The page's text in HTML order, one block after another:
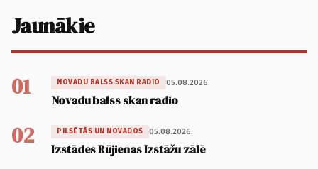
Jaunākie
01 NOVADU BALSS SKAN RADIO 05.08.2026.
Novadu balss skan radio
02 PILSĒTĀS UN NOVADOS 05.08.2026.
Izstādes Rūjienas Izstāžu zālē